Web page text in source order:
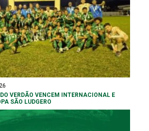
VERDÃO VENCEM INTERNACIONAL E
SÃO LUDGERO